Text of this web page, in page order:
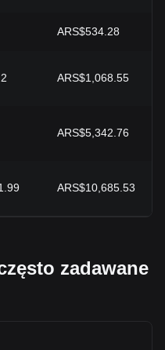
ARS$534.28
ARS$1,068.55
ARS$5,342.76
ARS$10,685.53
zadawane